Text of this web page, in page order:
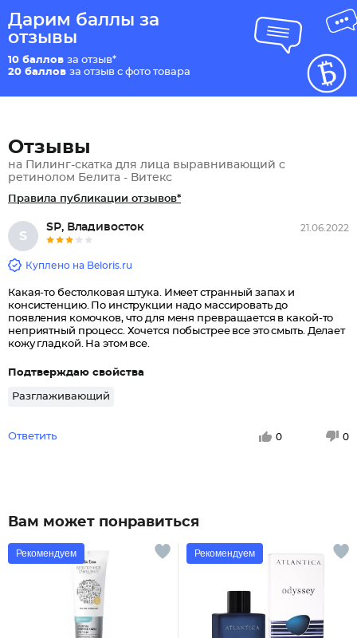
Дарим баллы за
отзывы
10 баллов за отзыв*
20 баллов за отзыв с фото товара
Отзывы
на Пилинг-скатка для лица выравнивающий с
ретинолом Белита - Витекс
Правила публикации отзывов*
S
SР, Владивосток 21.06.2022
Куплено на Beloris.ru
Какая-то бестолковая штука. Имеет странный запах и
консистенцию. По инструкции надо массировать до
появления комочков, что для меня превращается в какой-то
неприятный процесс. Хочется побыстрее все это смыть. Делает
кожу гладкой. На этом все.
Подтверждаю свойства
Разглаживающий
Ответить 0 0
Вам может понравиться
Рекомендуем Рекомендуем